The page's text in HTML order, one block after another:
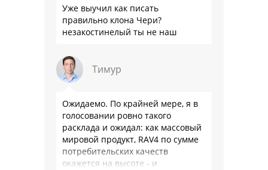
Уже выучил как писать
правильно клона Чери?
незакостинелый ты не наш
Тимур
Ожидаемо. По крайней мере, я в
голосовании ровно такого
расклада и ожидал: как массовый
мировой продукт, RAV4 по сумме
потребительских качеств
окажется на высоте - и